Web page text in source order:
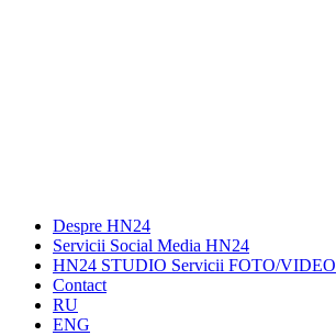
Despre HN24
Servicii Social Media HN24
HN24 STUDIO Servicii FOTO/VIDEO
Contact
RU
ENG